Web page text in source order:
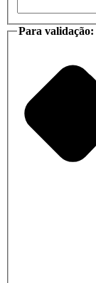
Para validação: